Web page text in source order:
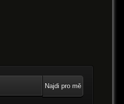
Najdi pro mě